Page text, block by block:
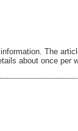
The
about once per